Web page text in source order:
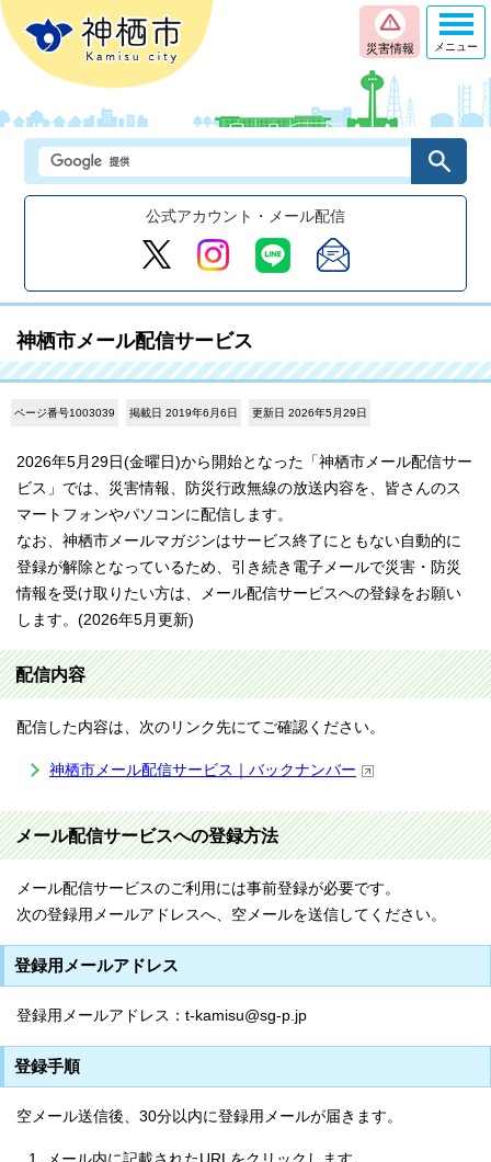
災害情報
公式アカウント・メール配信
メニュー
神栖市メール配信サービス
ページ番号1003039 掲載日 2019年6月6日 更新日 2026年5月29日
2026年5月29日(金曜日)から開始となった「神栖市メール配信サー
ビス」では、災害情報、防災行政無線の放送内容を、皆さんのス
マートフォンやパソコンに配信します。
なお、神栖市メールマガジンはサービス終了にともない自動的に
登録が解除となっているため、引き続き電子メールで災害・防災
情報を受け取りたい方は、メール配信サービスへの登録をお願い
します。(2026年5月更新)
配信内容
配信した内容は、次のリンク先にてご確認ください。
神栖市メール配信サービス｜バックナンバー
メール配信サービスへの登録方法
メール配信サービスのご利用には事前登録が必要です。
次の登録用メールアドレスへ、空メールを送信してください。
登録用メールアドレス
登録用メールアドレス：t-kamisu@sg-p.jp
登録手順
空メール送信後、30分以内に登録用メールが届きます。